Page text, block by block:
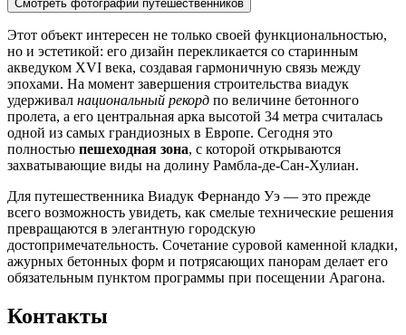
Смотреть фотографии путешественников
Этот объект интересен не только своей функциональностью,
но и эстетикой: его дизайн перекликается со старинным
акведуком XVI века, создавая гармоничную связь между
эпохами. На момент завершения строительства виадук
удерживал национальный рекорд по величине бетонного
пролета, а его центральная арка высотой 34 метра считалась
одной из самых грандиозных в Европе. Сегодня это
полностью пешеходная зона, с которой открываются
захватывающие виды на долину Рамбла-де-Сан-Хулиан.
Для путешественника Виадук Фернандо Уэ — это прежде
всего возможность увидеть, как смелые технические решения
превращаются в элегантную городскую
достопримечательность. Сочетание суровой каменной кладки,
ажурных бетонных форм и потрясающих панорам делает его
обязательным пунктом программы при посещении Арагона.
Контакты